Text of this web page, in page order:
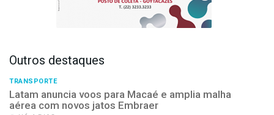
Outros destaques
TRANSPORTE
Latam anuncia voos para Macaé e amplia malha
aérea com novos jatos Embraer